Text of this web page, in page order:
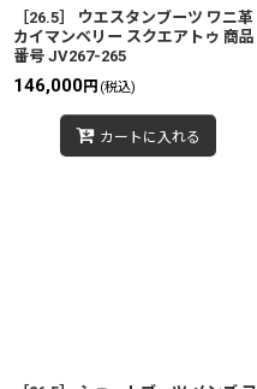
［26.5］ ウエスタンブーツ ワニ革
カイマンベリー スクエアトゥ 商品
番号 JV267-265
146,000円 (税込)
カートに入れる